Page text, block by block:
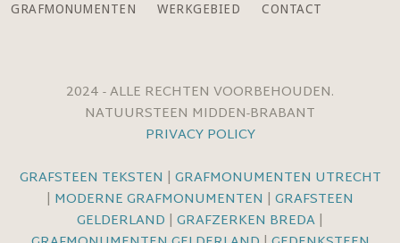
GRAFMONUMENTEN
WERKGEBIED CONTACT
2024 - ALLE RECHTEN VOORBEHOUDEN.
NATUURSTEEN MIDDEN-BRABANT
PRIVACY POLICY
GRAFSTEEN TEKSTEN | GRAFMONUMENTEN UTRECHT
| MODERNE GRAFMONUMENTEN | GRAFSTEEN
GELDERLAND | GRAFZERKEN BREDA|